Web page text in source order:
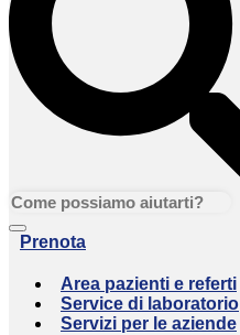
Prenota
Area pazienti e referti
Service di laboratorio
Servizi per le aziende